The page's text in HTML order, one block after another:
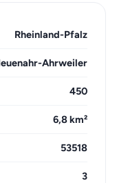
Rheinland-Pfalz
Ahrweiler
450
6,8 km²
53518
3